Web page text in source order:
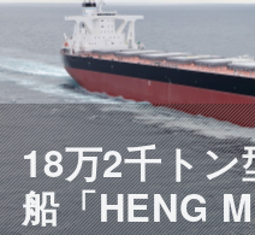
18万2千ト
船「HENG